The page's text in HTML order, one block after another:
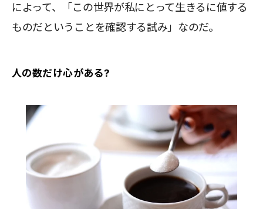
によって、「この世界が私にとって生きるに値する
ものだということを確認する試み」なのだ。
人の数だけ心がある?